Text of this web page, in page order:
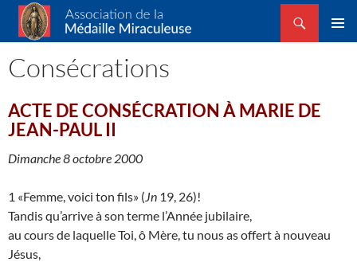
Association de la Médaille Miraculeuse
Recherche
ALLER
CONTENU
Consécrations
ACTE DE CONSÉCRATION À MARIE DE
JEAN-PAUL II
Dimanche 8 octobre 2000
1 «Femme, voici ton fils» (Jn 19, 26)!
Tandis qu’arrive à son terme l’Année jubilaire,
au cours de laquelle Toi, ô Mère, tu nous as offert à nouveau
Jésus,